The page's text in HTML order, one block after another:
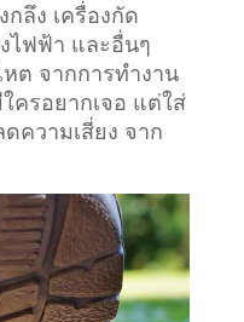
กลึง เครื่องกัด
ไฟฟ้า และอื่นๆ
ต จากการทำงาน
ครอยากเจอ แต่ใส่
ความเสี่ยง จาก